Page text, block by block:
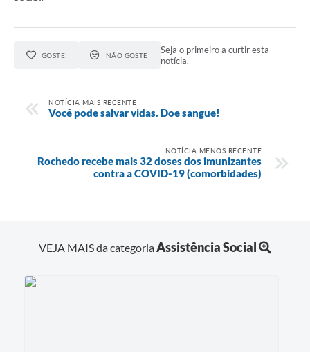
GOSTEI NÃO GOSTEI
Seja o primeiro a curtir esta
notícia.
NOTÍCIA MAIS RECENTE
Você pode salvar vidas. Doe sangue!
NOTÍCIA MENOS RECENTE
Rochedo recebe mais 32 doses dos imunizantes
contra a COVID-19 (comorbidades)
VEJA MAIS da categoriaAssistência Social